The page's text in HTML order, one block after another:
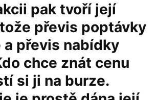
pak tvoří její
převis poptávky
převis nabídky
chce znát cenu
si ji na burze.